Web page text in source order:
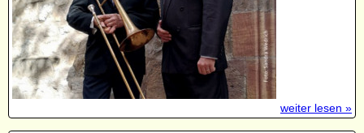
weiter lesen »